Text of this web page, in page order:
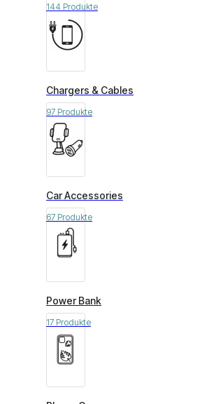
144 Produkte
Chargers & Cables
97 Produkte
Car Accessories
67 Produkte
Power Bank
17 Produkte